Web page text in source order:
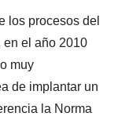
los procesos del
en el año 2010
muy
de implantar un
la Norma